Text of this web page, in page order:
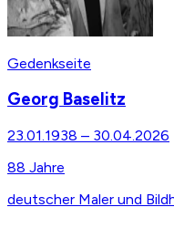
Gedenkseite
Georg Baselitz
23.01.1938 – 30.04.2026
88 Jahre
deutscher Maler und